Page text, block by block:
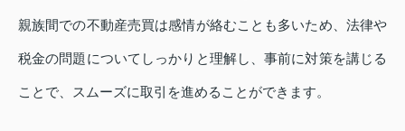
親族間での不動産売買は感情が絡むことも多いため、法律や
税金の問題についてしっかりと理解し、事前に対策を講じる
ことで、スムーズに取引を進めることができます。